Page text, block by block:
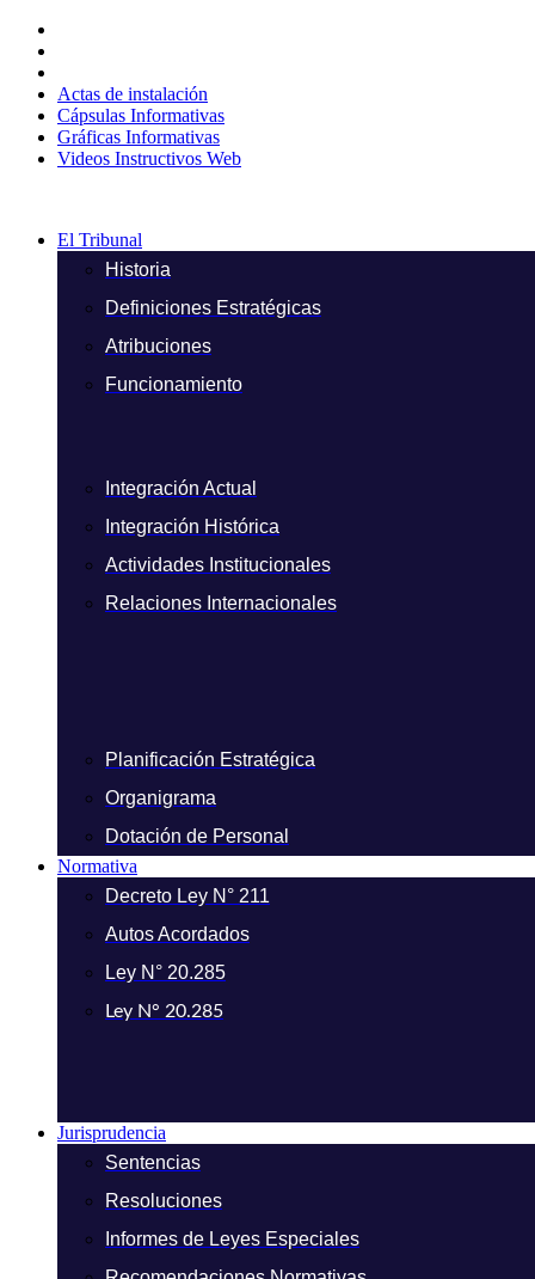
contenido
Actas de instalación
Cápsulas Informativas
Gráficas Informativas
Videos Instructivos Web
El Tribunal
Historia
Definiciones Estratégicas
Atribuciones
Funcionamiento
Integración Actual
Integración Histórica
Actividades Institucionales
Relaciones Internacionales
Planificación Estratégica
Organigrama
Dotación de Personal
Normativa
Decreto Ley N° 211
Autos Acordados
Ley N° 20.285
Ley N° 20.285
Jurisprudencia
Sentencias
Resoluciones
Informes de Leyes Especiales